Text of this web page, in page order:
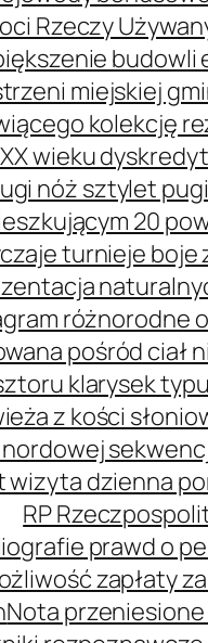
Rzeczy
miejskiej
kolekcję
wieku
nóż sztylet
20
turnieje
różnorodne
pośród ciał
klarysek
z kości
wizyta dzienna
RP
prawd o
zapłaty
Nota